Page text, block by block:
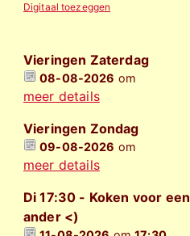
Digitaal toezeggen
Vieringen Zaterdag
08-08-2026 om
meer details
Vieringen Zondag
09-08-2026 om
meer details
Di 17:30 - Koken voor een
ander <)